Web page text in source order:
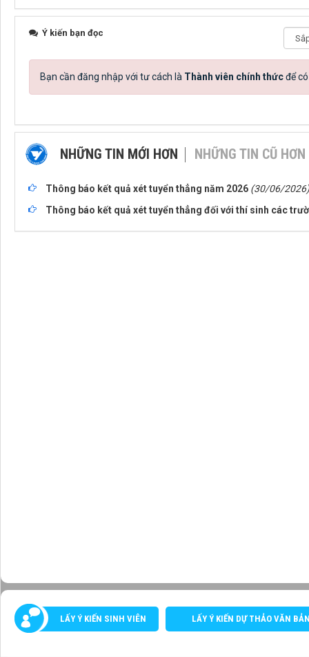
Ý kiến bạn đọc
Bạn cần đăng nhập với tư cách là Thành viên chính thứcđể
NHỮNG TIN MỚI HƠN NHỮNG TIN CŨ HƠN
Thông báo kết quả xét tuyển thẳng năm 2026 (30/06/2026)
Thông báo kết quả xét tuyển thẳng đối với thí sinh các
LẤY Ý KIẾN SINH VIÊN LẤY Ý KIẾN DỰ THẢO VĂN